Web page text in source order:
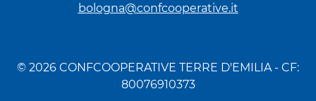
bologna@confcooperative.it
© 2026 CONFCOOPERATIVE TERRE D'EMILIA - CF:
80076910373